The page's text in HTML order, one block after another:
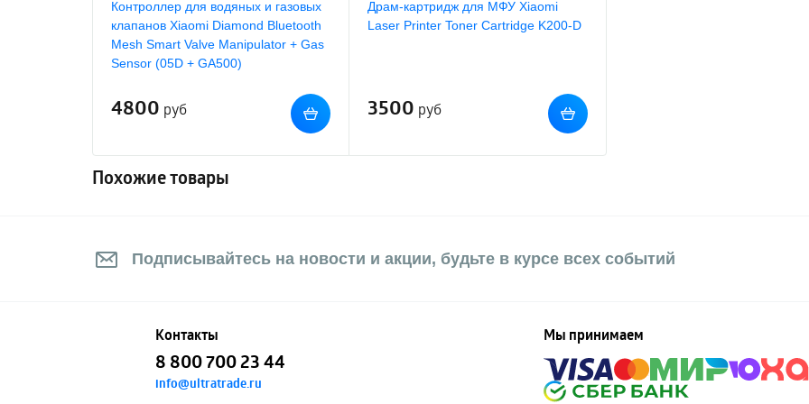
Контроллер для водяных и газовых
клапанов Xiaomi Diamond Bluetooth
Mesh Smart Valve Manipulator + Gas
Sensor (05D + GA500)
4800 руб
Драм-картридж для МФУ Xiaomi
Laser Printer Toner Cartridge K200-D
3500 руб
Похожие товары
Подписывайтесь на новости и акции, будьте в курсе всех событий
Контакты
8 800 700 23 44
info@ultratrade.ru
Мы принимаем